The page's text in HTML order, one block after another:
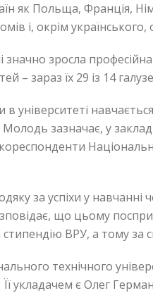
як Польща, Франція,
і, окрім
зросла
– зараз їх 29 із 14
університеті
Молодь зазначає, у
за успіхи у
що цьому
ВРУ, а тому за
технічного
укладачем є Олег